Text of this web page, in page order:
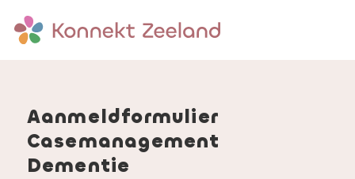
Aanmeldformulier
Casemanagement
Dementie